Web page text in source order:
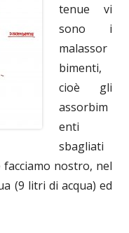
tenue vi
sono i
malassor
bimenti,
cioè gli
assorbim
enti
sbagliati
nostro, nel
(9 litri di acqua) ed